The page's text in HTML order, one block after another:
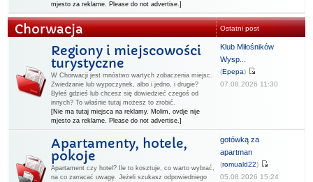
mjesto za reklame. Please do not advertise.]
Chorwacja Ostatni post
Regiony i miejscowości
turystyczne
W Chorwacji jest mnóstwo wartych zobaczenia miejsc.
Zwiedzanie lub wypoczynek, albo i jedno, i drugie?
Byłeś gdzieś lub chcesz się dowiedzieć czegoś od
innych? To właśnie tutaj możesz to zrobić.
[Nie ma tutaj miejsca na reklamy. Molim, ovdje nije
mjesto za reklame. Please do not advertise.]
Klub Miłośników
Wysp...
(Epepa)
07.08.2026 11:30
Apartamenty, hotele,
pokoje
Apartament czy hotel? Ile to kosztuje, co warto wybrać,
na co zwracać uwagę. Jeżeli szukasz odpowiedniego
gotówką za
apartman
(romuald22)
05.08.2026 15:24